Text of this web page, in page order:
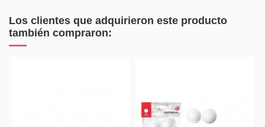
Los clientes que adquirieron este producto
también compraron: